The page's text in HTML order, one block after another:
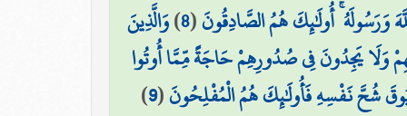
وَرَسُولَهُ ۚ أُولَٰئِكَ هُمُ الصَّادِقُونَ(
8
)وَالَّذِينَ
وَلَا يَجِدُونَ فِي صُدُورِهِمْ حَاجَةً مِّمَّا أُوتُوا
شُحَّ نَفْسِهِ فَأُولَٰئِكَ هُمُ الْمُفْلِحُونَ(
9
)